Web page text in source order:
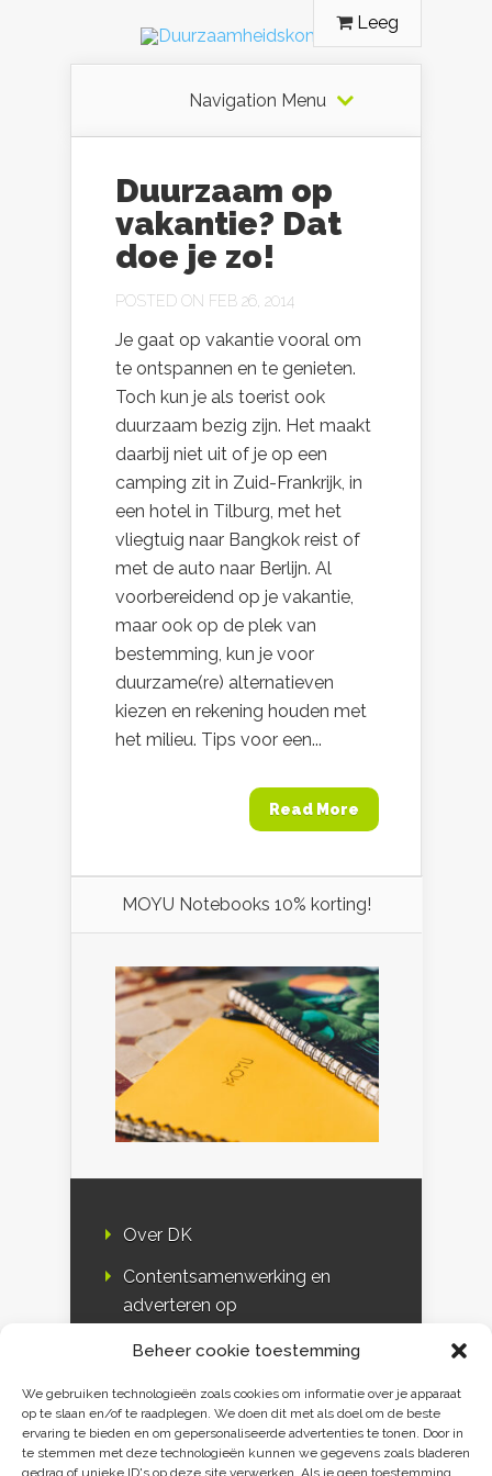
Beheer cookie toestemming
We gebruiken technologieën zoals cookies om informatie over je apparaat
op te slaan en/of te raadplegen. We doen dit met als doel om de beste
ervaring te bieden en om gepersonaliseerde advertenties te tonen. Door in
te stemmen met deze technologieën kunnen we gegevens zoals bladeren
gedrag of unieke ID's op deze site verwerken. Als je geen toestemming
Leeg
Navigation Menu
Duurzaam op
vakantie? Dat
doe je zo!
POSTED ON FEB 26, 2014
Je gaat op vakantie vooral om
te ontspannen en te genieten.
Toch kun je als toerist ook
duurzaam bezig zijn. Het maakt
daarbij niet uit of je op een
camping zit in Zuid-Frankrijk, in
een hotel in Tilburg, met het
vliegtuig naar Bangkok reist of
met de auto naar Berlijn. Al
voorbereidend op je vakantie,
maar ook op de plek van
bestemming, kun je voor
duurzame(re) alternatieven
kiezen en rekening houden met
het milieu. Tips voor een...
Read More
MOYU Notebooks 10% korting!
Over DK
Contentsamenwerking en
adverteren op
DK & media
Disclaimer